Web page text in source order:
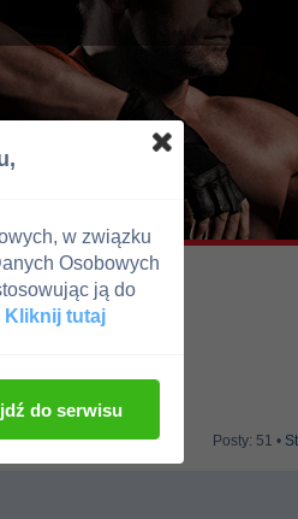
Posty: 51 •
w związku
Osobowych
ją do
Kliknij tutaj
do serwisu